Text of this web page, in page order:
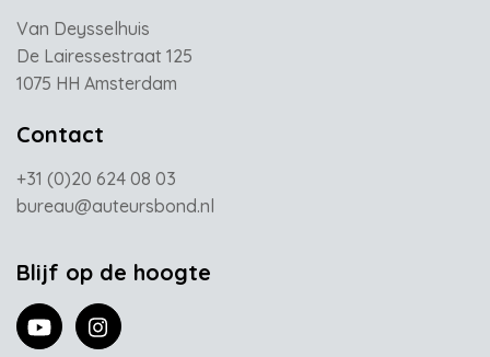
Van Deysselhuis
De Lairessestraat 125
1075 HH Amsterdam
Contact
+31 (0)20 624 08 03
bureau@auteursbond.nl
Blijf op de hoogte